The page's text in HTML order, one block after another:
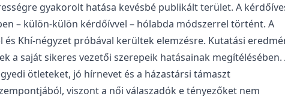
gyakorolt hatása kevésbé publikált terület. A
– külön-külön kérdőívvel – hólabda módszerrel történt. A
Khí-négyzet próbával kerültek elemzésre. Kutatási
a saját sikeres vezetői szerepeik hatásainak megítélésében.
ötleteket, jó hírnevet és a házastársi támaszt
viszont a női válaszadók e tényezőket nem